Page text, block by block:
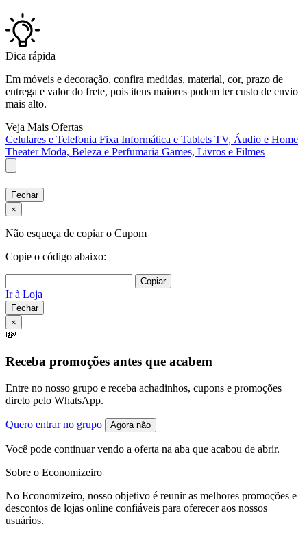
Dica rápida
Em móveis e decoração, confira medidas, material, cor, prazo de
entrega e valor do frete, pois itens maiores podem ter custo de envio
mais alto.
Veja Mais Ofertas
Celulares e Telefonia Fixa Informática e Tablets TV, Áudio e Home
TheaterModa, Beleza e Perfumaria Games, Livros e Filmes
Fechar
×
Não esqueça de copiar o Cupom
Copie o código abaixo:
Copiar
Ir à Loja
Fechar
×
💸
Receba promoções antes que acabem
Entre no nosso grupo e receba achadinhos, cupons e promoções
direto pelo WhatsApp.
Quero entrar no grupo Agora não
Você pode continuar vendo a oferta na aba que acabou de abrir.
Sobre o Economizeiro
No Economizeiro, nosso objetivo é reunir as melhores promoções e
descontos de lojas online confiáveis para oferecer aos nossos
usuários.